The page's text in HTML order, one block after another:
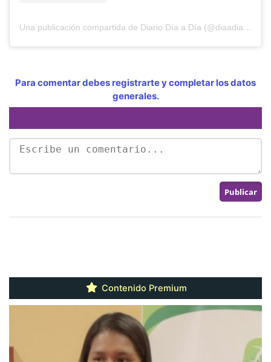
Una publicación compartida de Diario Día a Día (@diaadiapa)
Para comentar debes registrarte y completar los datos
generales.
Contenido Premium